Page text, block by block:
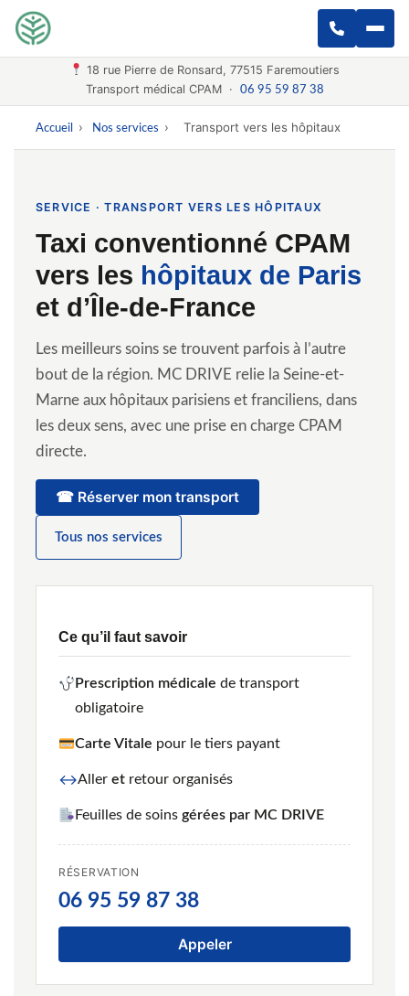
18 rue Pierre de Ronsard, 77515 Faremoutiers
Transport médical CPAM ·
06 95 59 87 38
Accueil › Nos services › Transport vers les hôpitaux
SERVICE · TRANSPORT VERS LES HÔPITAUX
Taxi conventionné CPAM
vers les hôpitaux de Paris
et d’Île-de-France
Les meilleurs soins se trouvent parfois à l’autre
bout de la région. MC DRIVE relie la Seine-et-
Marne aux hôpitaux parisiens et franciliens, dans
les deux sens, avec une prise en charge CPAM
directe.
☎ Réserver mon transport
Tous nos services
Ce qu’il faut savoir
Prescription médicale de transport
obligatoire
Carte Vitale pour le tiers payant
↔Aller et retour organisés
Feuilles de soinsgérées par MC DRIVE
RÉSERVATION
06 95 59 87 38
Appeler